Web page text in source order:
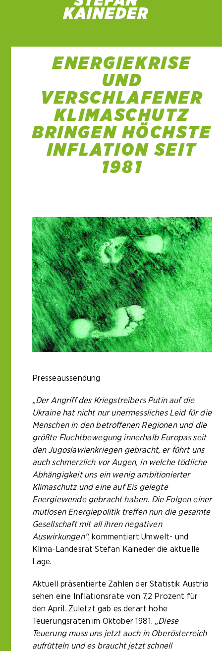
ENERGIEKRISE
UND
VERSCHLAFENER
KLIMASCHUTZ
BRINGEN HÖCHSTE
INFLATION SEIT
1981
Presseaussendung
„Der Angriff des Kriegstreibers Putin auf die
Ukraine hat nicht nur unermessliches Leid für die
Menschen in den betroffenen Regionen und die
größte Fluchtbewegung innerhalb Europas seit
den Jugoslawienkriegen gebracht, er führt uns
auch schmerzlich vor Augen, in welche tödliche
Abhängigkeit uns ein wenig ambitionierter
Klimaschutz und eine auf Eis gelegte
Energiewende gebracht haben. Die Folgen einer
mutlosen Energiepolitik treffen nun die gesamte
Gesellschaft mit all ihren negativen
Auswirkungen“, kommentiert Umwelt- und
Klima-Landesrat Stefan Kaineder die aktuelle
Lage.
Aktuell präsentierte Zahlen der Statistik Austria
sehen eine Inflationsrate von 7,2 Prozent für
den April. Zuletzt gab es derart hohe
Teuerungsraten im Oktober 1981. „Diese
Teuerung muss uns jetzt auch in Oberösterreich
aufrütteln und es braucht jetzt schnell